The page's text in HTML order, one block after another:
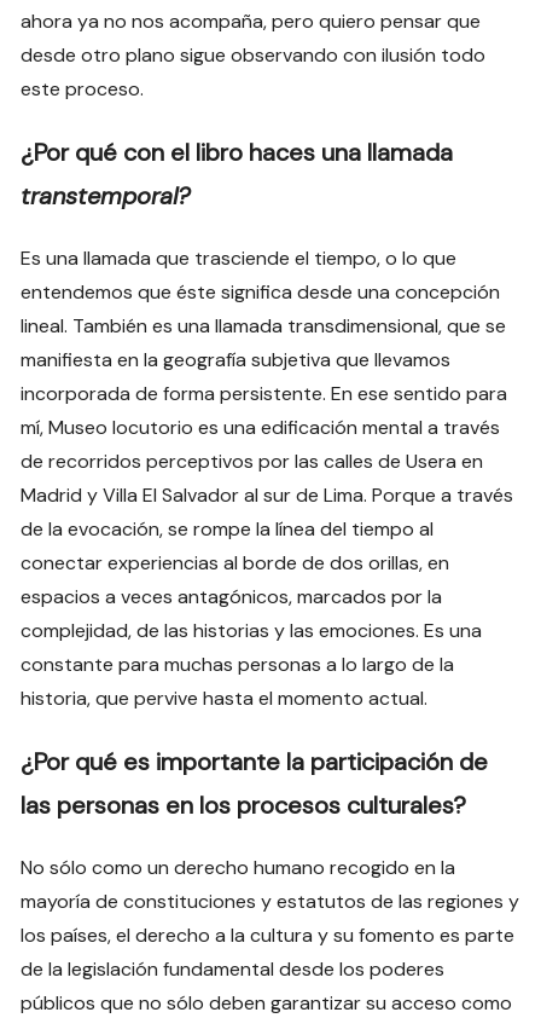
ahora ya no nos acompaña, pero quiero pensar que
desde otro plano sigue observando con ilusión todo
este proceso.
¿Por qué con el libro haces una llamada
transtemporal?
Es una llamada que trasciende el tiempo, o lo que
entendemos que éste significa desde una concepción
lineal. También es una llamada transdimensional, que se
manifiesta en la geografía subjetiva que llevamos
incorporada de forma persistente. En ese sentido para
mí, Museo locutorio es una edificación mental a través
de recorridos perceptivos por las calles de Usera en
Madrid y Villa El Salvador al sur de Lima. Porque a través
de la evocación, se rompe la línea del tiempo al
conectar experiencias al borde de dos orillas, en
espacios a veces antagónicos, marcados por la
complejidad, de las historias y las emociones. Es una
constante para muchas personas a lo largo de la
historia, que pervive hasta el momento actual.
¿Por qué es importante la participación de
las personas en los procesos culturales?
No sólo como un derecho humano recogido en la
mayoría de constituciones y estatutos de las regiones y
los países, el derecho a la cultura y su fomento es parte
de la legislación fundamental desde los poderes
públicos que no sólo deben garantizar su acceso como